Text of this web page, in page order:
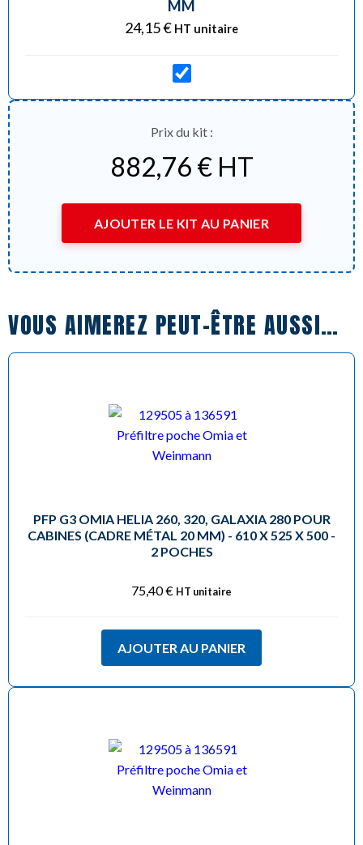
MM
24,15€ HT unitaire
Prix du kit :
882,76 €HT
AJOUTER LE KIT AU PANIER
VOUS AIMEREZ PEUT-ÊTRE AUSSI…
PFP G3 OMIA HELIA 260, 320, GALAXIA 280 POUR
CABINES (CADRE MÉTAL 20 MM) - 610 X 525 X 500 -
2 POCHES
75,40€ HT unitaire
AJOUTER AU PANIER